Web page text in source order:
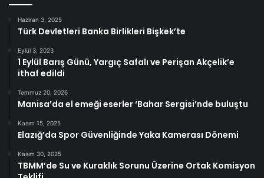
Haziran 3, 2025
Türk Devletleri Banka Birlikleri Bişkek’te
Eylül 3, 2023
1 Eylül Barış Günü, Yargıç Safalı ve Perişan Akçelik’e
ithaf edildi
Temmuz 20, 2026
Manisa’da el emeği eserler ‘Bahar Sergisi’nde buluştu
Kasım 15, 2025
Elazığ’da Spor Güvenliğinde Yaka Kamerası Dönemi
Kasım 30, 2025
TBMM’de Su ve Kuraklık Sorunu Üzerine Ortak Komisyon